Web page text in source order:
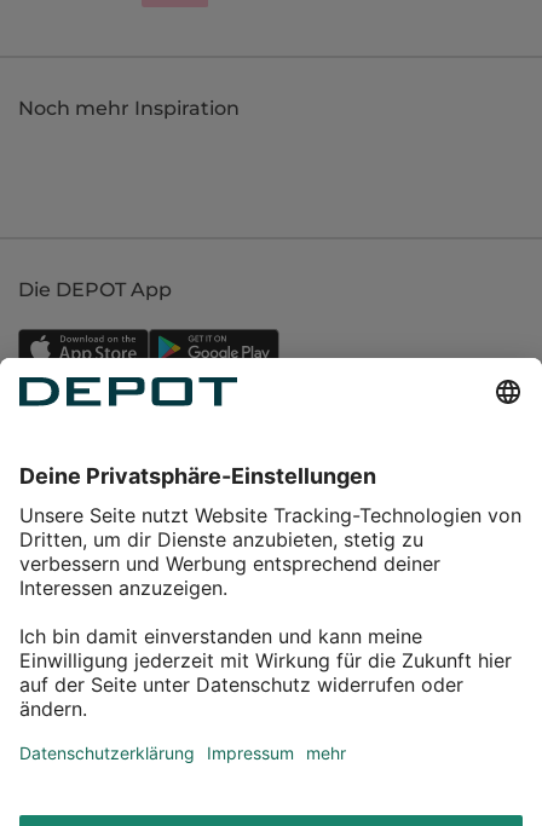
Noch mehr Inspiration
Die DEPOT App
Service
Über DEPOT
Kontakt